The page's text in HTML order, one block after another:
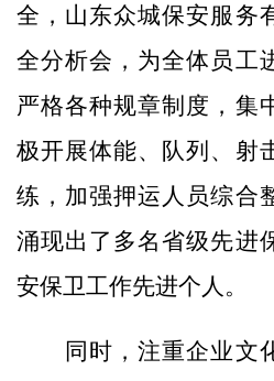
全，山东众城保安服务
全分析会，为全体员工
严格各种规章制度，集
极开展体能、队列、射
练，加强押运人员综合
涌现出了多名省级先进
安保卫工作先进个人。
同时，注重企业文